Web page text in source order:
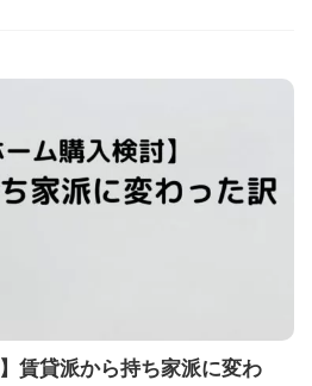
賃貸派から持ち家派に変わ